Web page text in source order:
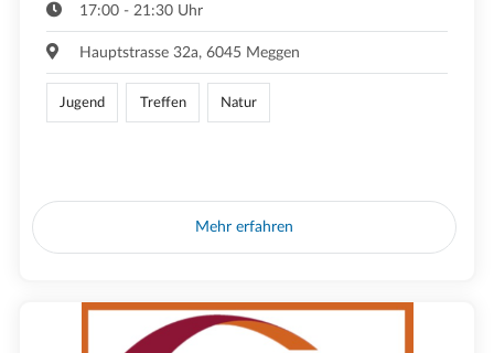
17:00 - 21:30 Uhr
Hauptstrasse 32a, 6045 Meggen
Jugend Treffen Natur
Mehr erfahren